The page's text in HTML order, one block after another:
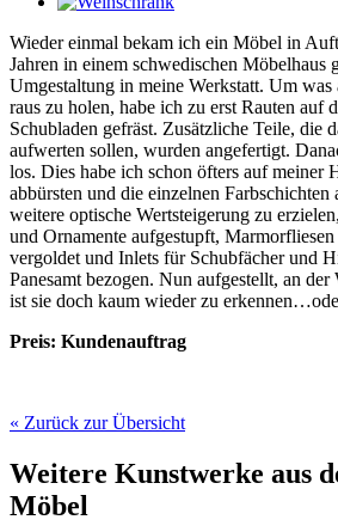
Wieder einmal bekam ich ein Möbel in
Jahren in einem schwedischen Möbelhaus
Umgestaltung in meine Werkstatt. Um was
raus zu holen, habe ich zu erst Rauten auf
Schubladen gefräst. Zusätzliche Teile, die
aufwerten sollen, wurden angefertigt.
los. Dies habe ich schon öfters auf meiner
abbürsten und die einzelnen
weitere optische Wertsteigerung zu
und Ornamente aufgestupft,
vergoldet und Inlets für Schubfächer und
Panesamt bezogen. Nun aufgestellt, an
ist sie doch kaum wieder zu
Preis: Kundenauftrag
« Zurück zur Übersicht
Weitere Kunstwerke aus
Möbel